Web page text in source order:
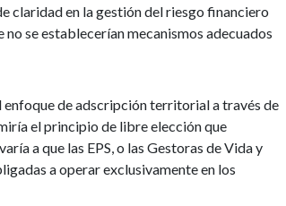
claridad en la gestión del riesgo financiero
se establecerían mecanismos adecuados
de adscripción territorial a través de
el principio de libre elección que
a que las EPS, o las Gestoras de Vida y
a operar exclusivamente en los